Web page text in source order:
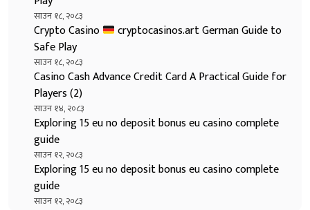
साउन १८, २०८३
Crypto Casino
cryptocasinos.art German Guide to
Safe Play
साउन १८, २०८३
Casino Cash Advance Credit Card A Practical Guide for
Players (2)
साउन १४, २०८३
Exploring 15 eu no deposit bonus eu casino complete
guide
साउन १२, २०८३
Exploring 15 eu no deposit bonus eu casino complete
guide
साउन १२, २०८३